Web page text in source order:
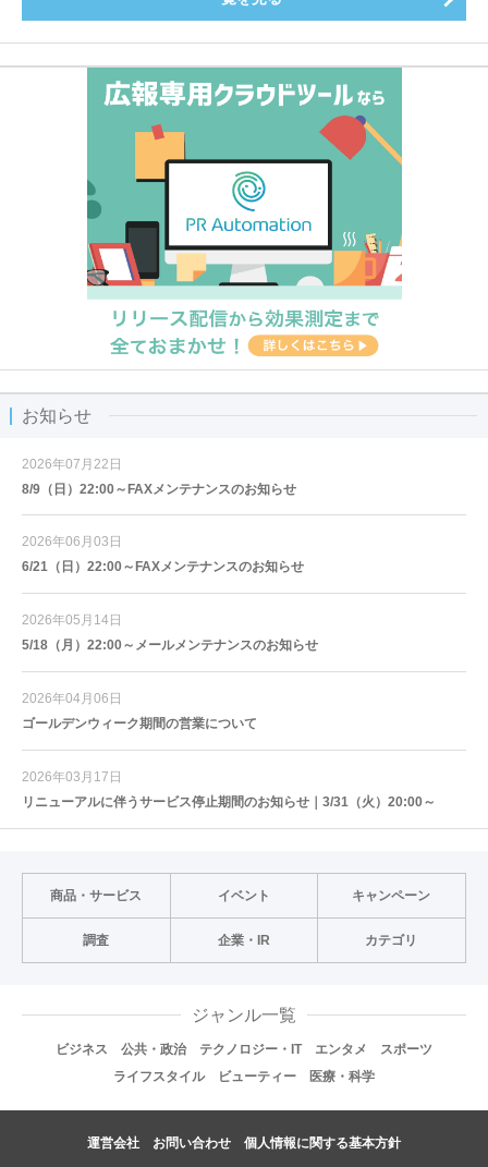
お知らせ
2026年07月22日
8/9（日）22:00～FAXメンテナンスのお知らせ
2026年06月03日
6/21（日）22:00～FAXメンテナンスのお知らせ
2026年05月14日
5/18（月）22:00～メールメンテナンスのお知らせ
2026年04月06日
ゴールデンウィーク期間の営業について
2026年03月17日
リニューアルに伴うサービス停止期間のお知らせ｜3/31（火）20:00～
商品・サービス イベント キャンペーン
調査 企業・IR カテゴリ
ジャンル一覧
ビジネス 公共・政治 テクノロジー・IT エンタメ
スポーツ
ライフスタイル
ビューティー 医療・科学
運営会社 お問い合わせ 個人情報に関する基本方針